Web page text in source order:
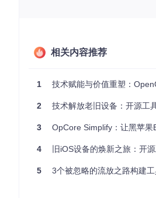
音频修复：AppleALC提供对传
网络支持
：AirportBrcmFixup解
这种插件化架构使OCLP能够快
修改关键系统文件。
核心技术包括：
基于APFS快照的安全回滚机制
相关内容推荐
1 技术赋能与价值重塑：OpenCore
2 技术解放老旧设备：开源工
3 OpCore Simplify：让黑苹
4 旧iOS设备的焕新之旅：开
5 3个被忽略的流放之路构建